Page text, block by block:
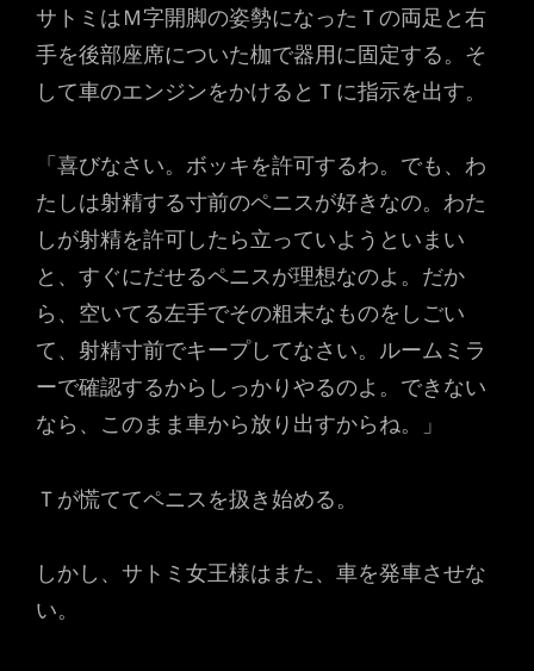
サトミはＭ字開脚の姿勢になったＴの両足と右
手を後部座席についた枷で器用に固定する。そ
して車のエンジンをかけるとＴに指示を出す。
「喜びなさい。ボッキを許可するわ。でも、わ
たしは射精する寸前のペニスが好きなの。わた
しが射精を許可したら立っていようといまい
と、すぐにだせるペニスが理想なのよ。だか
ら、空いてる左手でその粗末なものをしごい
て、射精寸前でキープしてなさい。ルームミラ
ーで確認するからしっかりやるのよ。できない
なら、このまま車から放り出すからね。」
Ｔが慌ててペニスを扱き始める。
しかし、サトミ女王様はまた、車を発車させな
い。